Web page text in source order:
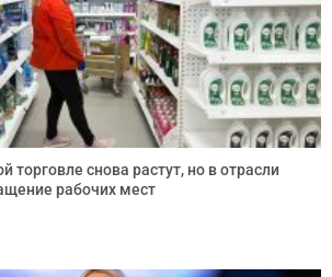
торговле снова растут, но в отрасли
рабочих мест